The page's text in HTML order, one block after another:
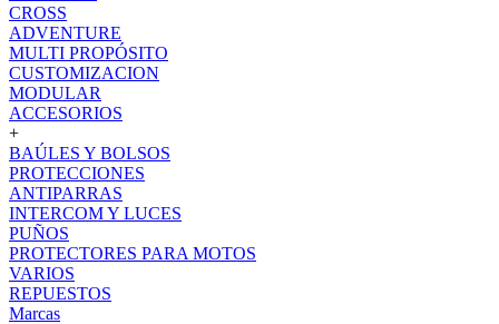
CROSS
ADVENTURE
MULTI PROPÓSITO
CUSTOMIZACION
MODULAR
ACCESORIOS
+
BAÚLES Y BOLSOS
PROTECCIONES
ANTIPARRAS
INTERCOM Y LUCES
PUÑOS
PROTECTORES PARA MOTOS
VARIOS
REPUESTOS
Marcas